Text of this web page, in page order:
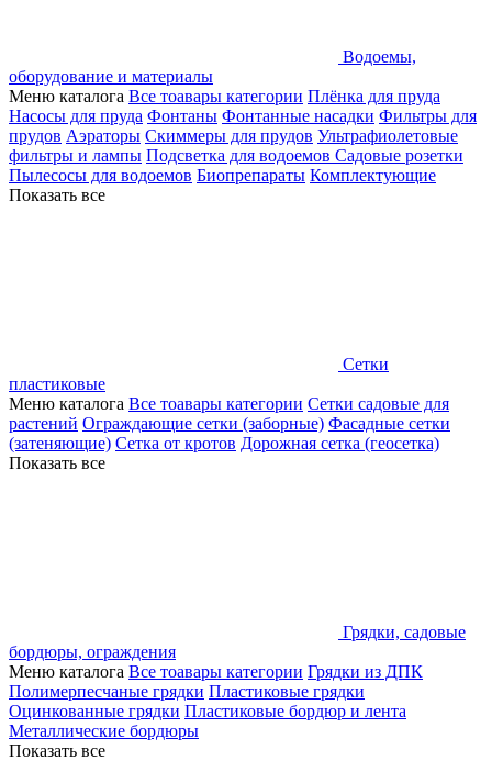
Водоемы,
оборудование и материалы
Меню каталога Все тоавары категории Плёнка для пруда
Насосы для пруда Фонтаны Фонтанные насадки Фильтры для
прудов Аэраторы Скиммеры для прудов Ультрафиолетовые
фильтры и лампы Подсветка для водоемов Садовые розетки
Пылесосы для водоемов Биопрепараты Комплектующие
Показать все
Сетки
пластиковые
Меню каталога Все тоавары категории Сетки садовые для
растений Ограждающие сетки (заборные) Фасадные сетки
(затеняющие) Сетка от кротов Дорожная сетка (геосетка)
Показать все
Грядки, садовые
бордюры, ограждения
Меню каталога Все тоавары категории Грядки из ДПК
Полимерпесчаные грядки Пластиковые грядки
Оцинкованные грядки Пластиковые бордюр и лента
Металлические бордюры
Показать все